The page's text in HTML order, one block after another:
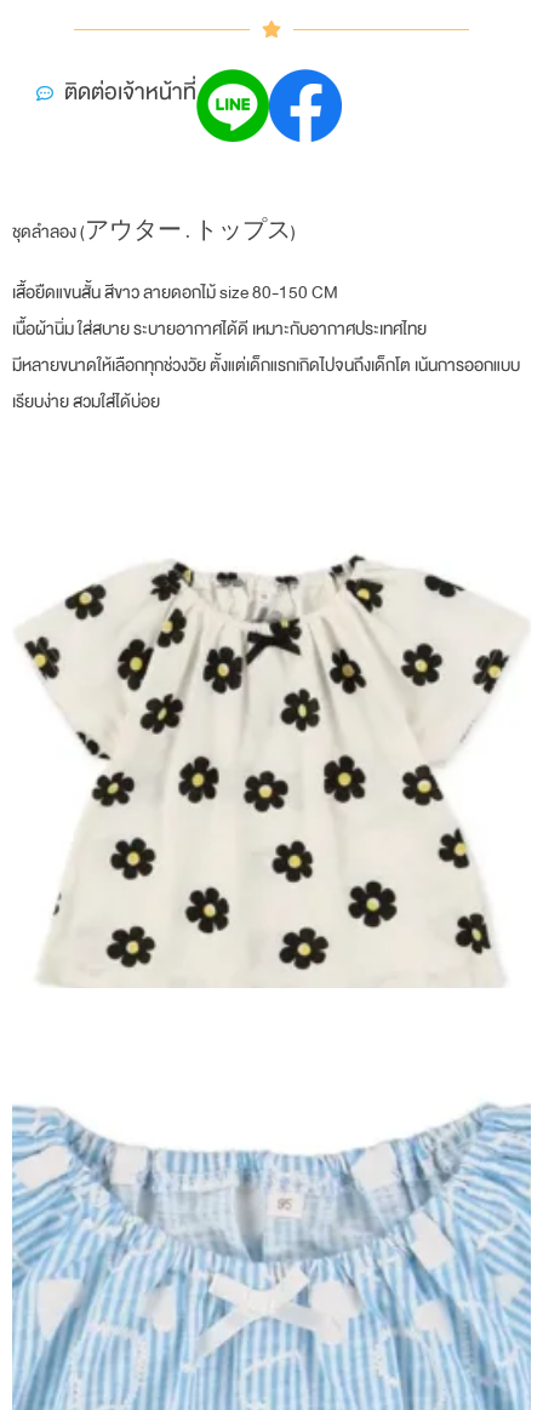
ติดต่อเจ้าหน้าที่
ชุดลำลอง (アウター . トップス)
เสื้อยืดแขนสั้น สีขาว ลายดอกไม้ size 80-150 CM
เนื้อผ้านิ่ม ใส่สบาย ระบายอากาศได้ดี เหมาะกับอากาศประเทศไทย
มีหลายขนาดให้เลือกทุกช่วงวัย ตั้งแต่เด็กแรกเกิดไปจนถึงเด็กโต เน้นการออกแบบ
เรียบง่าย สวมใส่ได้บ่อย